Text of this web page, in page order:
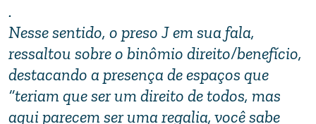
.
Nesse sentido, o preso J em sua fala,
ressaltou sobre o binômio direito/benefício,
destacando a presença de espaços que
“teriam que ser um direito de todos, mas
aqui parecem ser uma regalia, você sabe